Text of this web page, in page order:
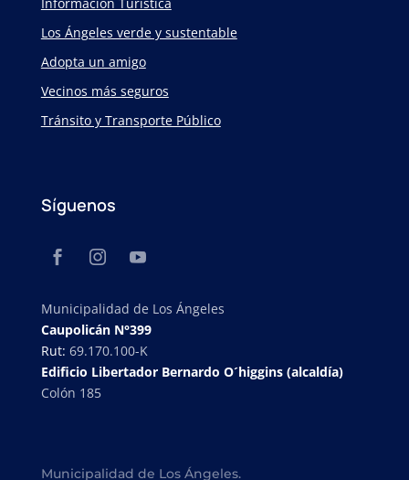
Los Ángeles verde y sustentable
Adopta un amigo
Vecinos más seguros
Tránsito y Transporte Público
Síguenos
Municipalidad de Los Ángeles
Caupolicán N°399
Rut: 69.170.100-K
Edificio Libertador Bernardo O´higgins (alcaldía)
Colón 185
Municipalidad de Los Ángeles.